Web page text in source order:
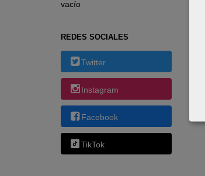
vacío
REDES SOCIALES
Twitter
Instagram
Facebook
TikTok